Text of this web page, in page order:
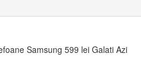
Samsung 599 lei Galati Azi